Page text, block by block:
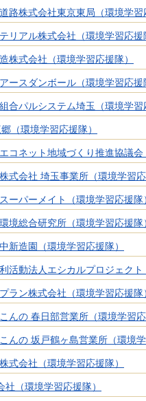
路株式会社東京東局（環境学習
リアル株式会社（環境学習応援
株式会社（環境学習応援隊）
ースダンボール（環境学習応援
合パルシステム埼玉（環境学習
（環境学習応援隊）
コネット地域づくり推進協議会
式会社 埼玉事業所（環境学習応
ーパーメイト（環境学習応援隊
境総合研究所（環境学習応援隊
新造園（環境学習応援隊）
活動法人エシカルプロジェクト
ラン株式会社（環境学習応援隊
んの 春日部営業所（環境学習応
んの 坂戸鶴ヶ島営業所（環境学
式会社（環境学習応援隊）
社（環境学習応援隊）